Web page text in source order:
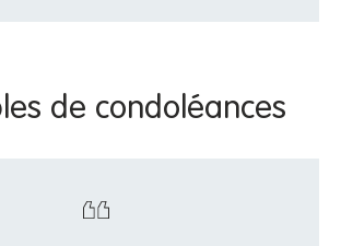
de condoléances